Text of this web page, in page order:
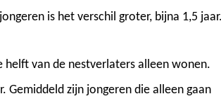
is het verschil groter, bijna 1,5 jaar.
van de nestverlaters alleen wonen.
Gemiddeld zijn jongeren die alleen gaan